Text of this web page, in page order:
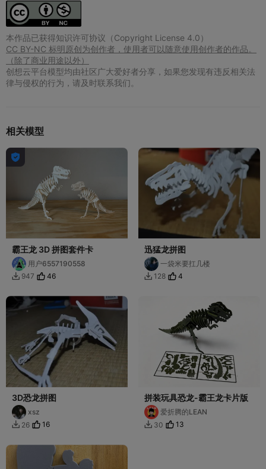
本作品已获得知识许可协议（Copyright License 4.0）
CC BY-NC 标明原创为创作者，使用者可以随意使用创作者的作品。
（除了商业用途以外）
创想云平台模型均由社区广大爱好者分享，如果您发现有违反相关法
律与侵权的行为，请及时联系我们。
相关模型

霸王龙 3D 拼图套件卡
用户6557190558
 947 46
迅猛龙拼图
一袋米要扛几楼
 128 4
3D恐龙拼图
xsz
 26 16
拼装玩具恐龙-霸王龙卡片版
爱折腾的LEAN
 30 13